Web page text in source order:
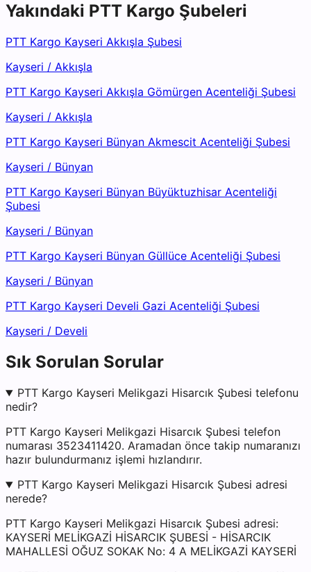
Yakındaki PTT Kargo Şubeleri
PTT Kargo Kayseri Akkışla Şubesi
Kayseri / Akkışla
PTT Kargo Kayseri Akkışla Gömürgen Acenteliği Şubesi
Kayseri / Akkışla
PTT Kargo Kayseri Bünyan Akmescit Acenteliği Şubesi
Kayseri / Bünyan
PTT Kargo Kayseri Bünyan Büyüktuzhisar Acenteliği
Şubesi
Kayseri / Bünyan
PTT Kargo Kayseri Bünyan Güllüce Acenteliği Şubesi
Kayseri / Bünyan
PTT Kargo Kayseri Develi Gazi Acenteliği Şubesi
Kayseri / Develi
Sık Sorulan Sorular
PTT Kargo Kayseri Melikgazi Hisarcık Şubesi telefonu
nedir?
PTT Kargo Kayseri Melikgazi Hisarcık Şubesi telefon
numarası 3523411420. Aramadan önce takip numaranızı
hazır bulundurmanız işlemi hızlandırır.
PTT Kargo Kayseri Melikgazi Hisarcık Şubesi adresi
nerede?
PTT Kargo Kayseri Melikgazi Hisarcık Şubesi adresi:
KAYSERİ MELİKGAZİ HİSARCIK ŞUBESİ - HİSARCIK
MAHALLESİ OĞUZ SOKAK No: 4 A MELİKGAZİ KAYSERİ